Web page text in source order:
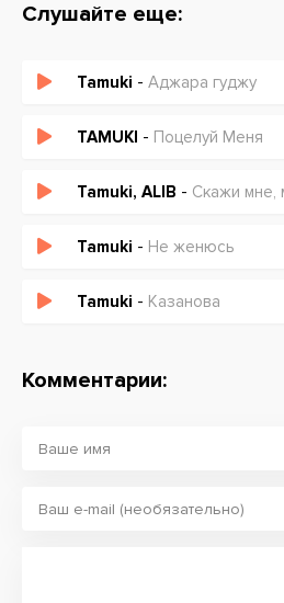
Слушайте еще:
Tamuki - Аджара гуджу
TAMUKI - Поцелуй Меня
Tamuki, ALIB - Скажи мне,
Tamuki - Не женюсь
Tamuki - Казанова
Комментарии: